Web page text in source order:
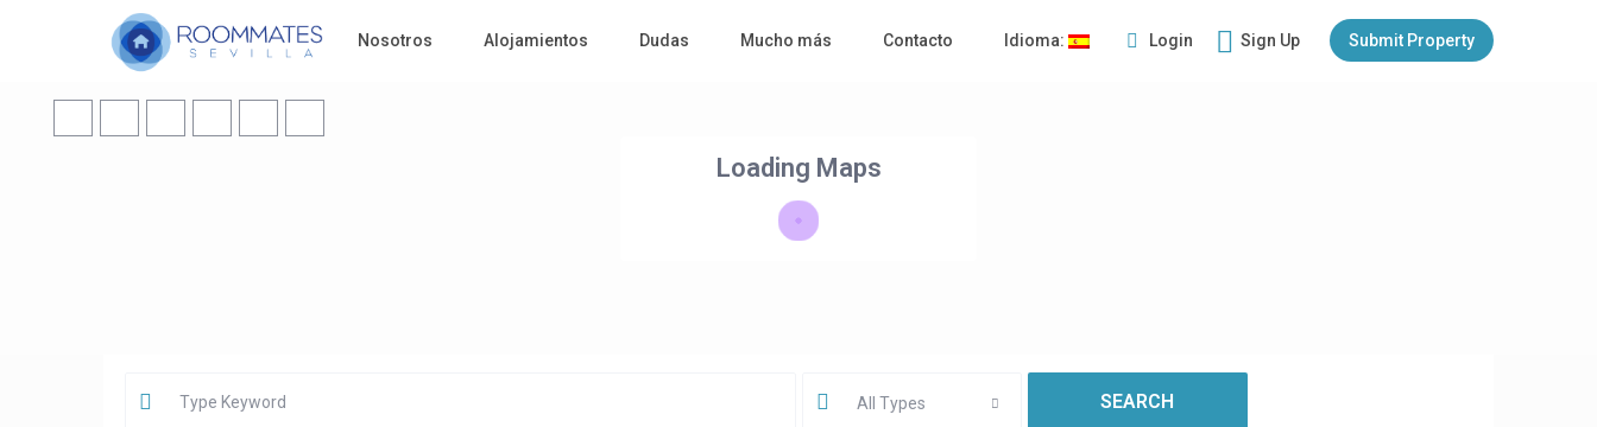
Login Sign Up Submit Property
Nosotros Alojamientos Dudas Mucho más Contacto Idioma:
Loading Maps
All Types